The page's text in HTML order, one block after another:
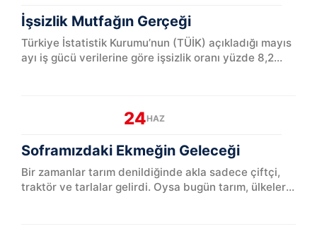
İşsizlik Mutfağın Gerçeği
Türkiye İstatistik Kurumu’nun (TÜİK) açıkladığı mayıs
ayı iş gücü verilerine göre işsizlik oranı yüzde 8,2
24HAZ
Soframızdaki Ekmeğin Geleceği
Bir zamanlar tarım denildiğinde akla sadece çiftçi,
traktör ve tarlalar gelirdi. Oysa bugün tarım, ülkelerin